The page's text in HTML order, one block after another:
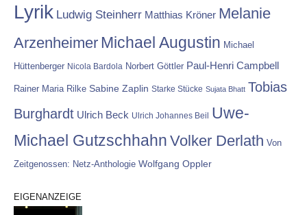
Lyrik Ludwig Steinherr Matthias Kröner Melanie
Arzenheimer Michael Augustin Michael
Hüttenberger Nicola Bardola Norbert Göttler Paul-Henri Campbell
Rainer Maria Rilke Sabine Zaplin Starke Stücke Sujata Bhatt Tobias
Burghardt Ulrich Beck Ulrich Johannes Beil Uwe-
Michael Gutzschhahn Volker Derlath Von
Zeitgenossen: Netz-Anthologie Wolfgang Oppler
EIGENANZEIGE